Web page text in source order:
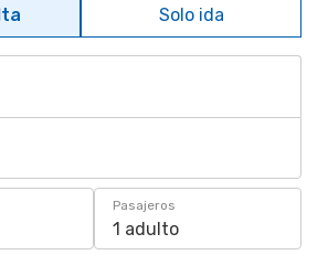
Solo ida
Pasajeros
1 adulto